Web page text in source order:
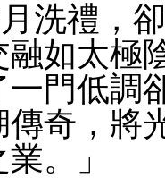
洗禮，
如太極
門低調
傳奇，將
。」